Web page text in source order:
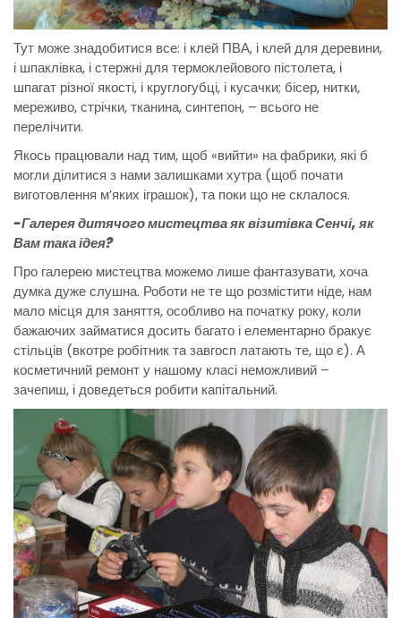
Тут може знадобитися все: і клей ПВА, і клей для деревини,
і шпаклівка, і стержні для термоклейового пістолета, і
шпагат різної якості, і круглогубці, і кусачки; бісер, нитки,
мереживо, стрічки, тканина, синтепон, – всього не
перелічити.
Якось працювали над тим, щоб «вийти» на фабрики, які б
могли ділитися з нами залишками хутра (щоб почати
виготовлення м’яких іграшок), та поки що не склалося.
-Галерея дитячого мистецтва як візитівка Сенчі, як
Вам така ідея?
Про галерею мистецтва можемо лише фантазувати, хоча
думка дуже слушна. Роботи не те що розмістити ніде, нам
мало місця для заняття, особливо на початку року, коли
бажаючих займатися досить багато і елементарно бракує
стільців (вкотре робітник та завгосп латають те, що є). А
косметичний ремонт у нашому класі неможливий –
зачепиш, і доведеться робити капітальний.